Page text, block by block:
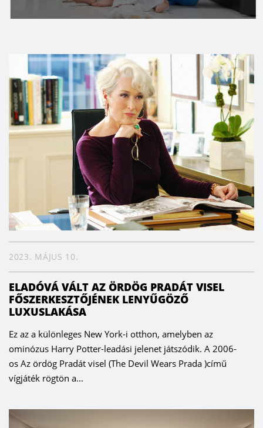
2023. MÁJUS 10.
ELADÓVÁ VÁLT AZ ÖRDÖG PRADÁT VISEL
FŐSZERKESZTŐJÉNEK LENYŰGÖZŐ
LUXUSLAKÁSA
Ez az a különleges New York-i otthon, amelyben az
ominózus Harry Potter-leadási jelenet játszódik. A 2006-
os Az ördög Pradát visel (The Devil Wears Prada )című
vígjáték rögtön a...